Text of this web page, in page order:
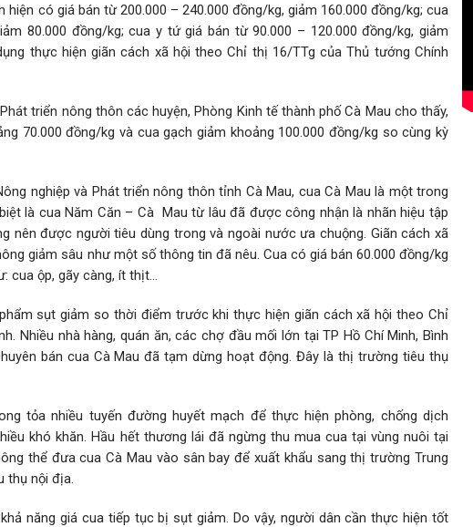
có giá bán từ 200.000 – 240.000 đồng/kg, giảm 160.000 đồng/kg; cua
80.000 đồng/kg; cua y tứ giá bán từ 90.000 – 120.000 đồng/kg, giảm
thực hiện giãn cách xã hội theo Chỉ thị 16/TTg của Thủ tướng Chính
triển nông thôn các huyện, Phòng Kinh tế thành phố Cà Mau cho thấy,
70.000 đồng/kg và cua gạch giảm khoảng 100.000 đồng/kg so cùng kỳ
nghiệp và Phát triển nông thôn tỉnh Cà Mau, cua Cà Mau là một trong
là cua Năm Căn – Cà Mau từ lâu đã được công nhận là nhãn hiệu tập
nên được người tiêu dùng trong và ngoài nước ưa chuộng. Giãn cách xã
giảm sâu như một số thông tin đã nêu. Cua có giá bán 60.000 đồng/kg
cua ộp, gãy càng, ít thịt…
sụt giảm so thời điểm trước khi thực hiện giãn cách xã hội theo Chỉ
Nhiều nhà hàng, quán ăn, các chợ đầu mối lớn tại TP Hồ Chí Minh, Bình
bán cua Cà Mau đã tạm dừng hoạt động. Đây là thị trường tiêu thụ
tỏa nhiều tuyến đường huyết mạch để thực hiện phòng, chống dịch
khó khăn. Hầu hết thương lái đã ngừng thu mua cua tại vùng nuôi tại
thể đưa cua Cà Mau vào sân bay để xuất khẩu sang thị trường Trung
thụ nội địa.
năng giá cua tiếp tục bị sụt giảm. Do vậy, người dân cần thực hiện tốt